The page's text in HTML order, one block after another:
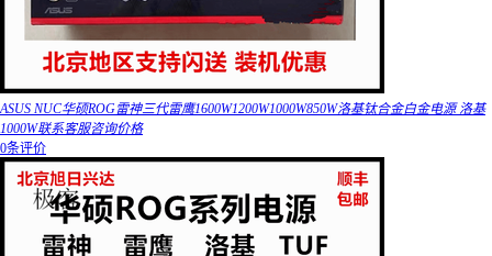
ASUS NUC华硕ROG雷神三代雷鹰1600W1200W1000W850W洛基钛合金白金电源 洛基
1000W联系客服咨询价格
0条评价